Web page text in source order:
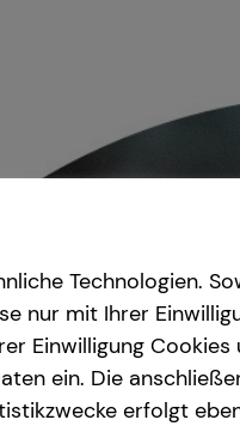
Technologien.
nur mit Ihrer
Einwilligung Cookies
ein. Die
erfolgt